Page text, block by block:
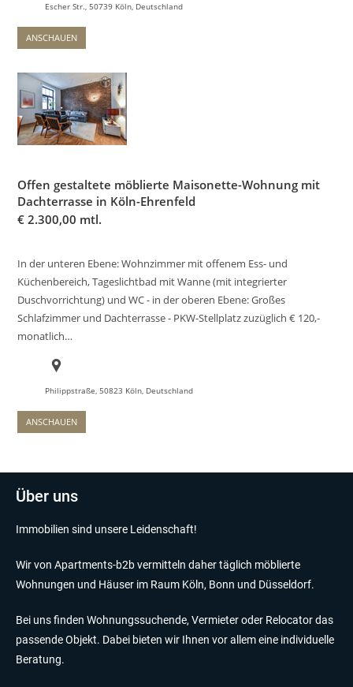
Escher Str., 50739 Köln, Deutschland
ANSCHAUEN
Offen gestaltete möblierte Maisonette-Wohnung mit
Dachterrasse in Köln-Ehrenfeld
€ 2.300,00 mtl.
In der unteren Ebene: Wohnzimmer mit offenem Ess- und
Küchenbereich, Tageslichtbad mit Wanne (mit integrierter
Duschvorrichtung) und WC - in der oberen Ebene: Großes
Schlafzimmer und Dachterrasse - PKW-Stellplatz zuzüglich € 120,-
monatlich…
Philippstraße, 50823 Köln, Deutschland
ANSCHAUEN
Über uns
Immobilien sind unsere Leidenschaft!
Wir von Apartments-b2b vermitteln daher täglich möblierte
Wohnungen und Häuser im Raum Köln, Bonn und Düsseldorf.
Bei uns finden Wohnungssuchende, Vermieter oder Relocator das
passende Objekt. Dabei bieten wir Ihnen vor allem eine individuelle
Beratung.